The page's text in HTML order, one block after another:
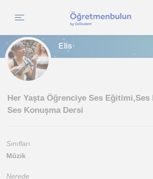
Elis
Her Yaşta Öğrenciye Ses Eğitimi,Ses
Ses Konuşma Dersi
Sınıfları
Müzik
Nerede